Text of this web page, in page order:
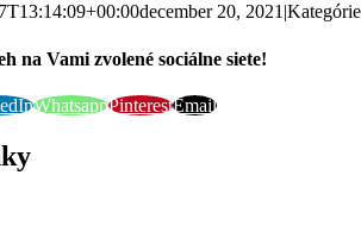
december 20, 2021|
na Vami zvolené sociálne siete!
WhatsappPinterestEmail